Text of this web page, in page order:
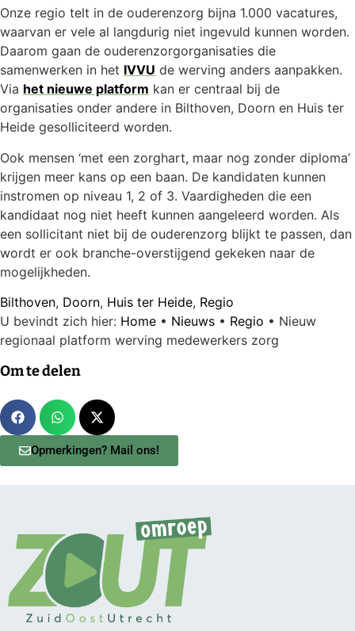
Onze regio telt in de ouderenzorg bijna 1.000 vacatures,
waarvan er vele al langdurig niet ingevuld kunnen worden.
Daarom gaan de ouderenzorgorganisaties die
samenwerken in het IVVU de werving anders aanpakken.
Via het nieuwe platform kan er centraal bij de
organisaties onder andere in Bilthoven, Doorn en Huis ter
Heide gesolliciteerd worden.
Ook mensen ‘met een zorghart, maar nog zonder diploma’
krijgen meer kans op een baan. De kandidaten kunnen
instromen op niveau 1, 2 of 3. Vaardigheden die een
kandidaat nog niet heeft kunnen aangeleerd worden. Als
een sollicitant niet bij de ouderenzorg blijkt te passen, dan
wordt er ook branche-overstijgend gekeken naar de
mogelijkheden.
Bilthoven, Doorn, Huis ter Heide, Regio
U bevindt zich hier: Home • Nieuws • Regio • Nieuw
regionaal platform werving medewerkers zorg
Om te delen
Opmerkingen? Mail ons!